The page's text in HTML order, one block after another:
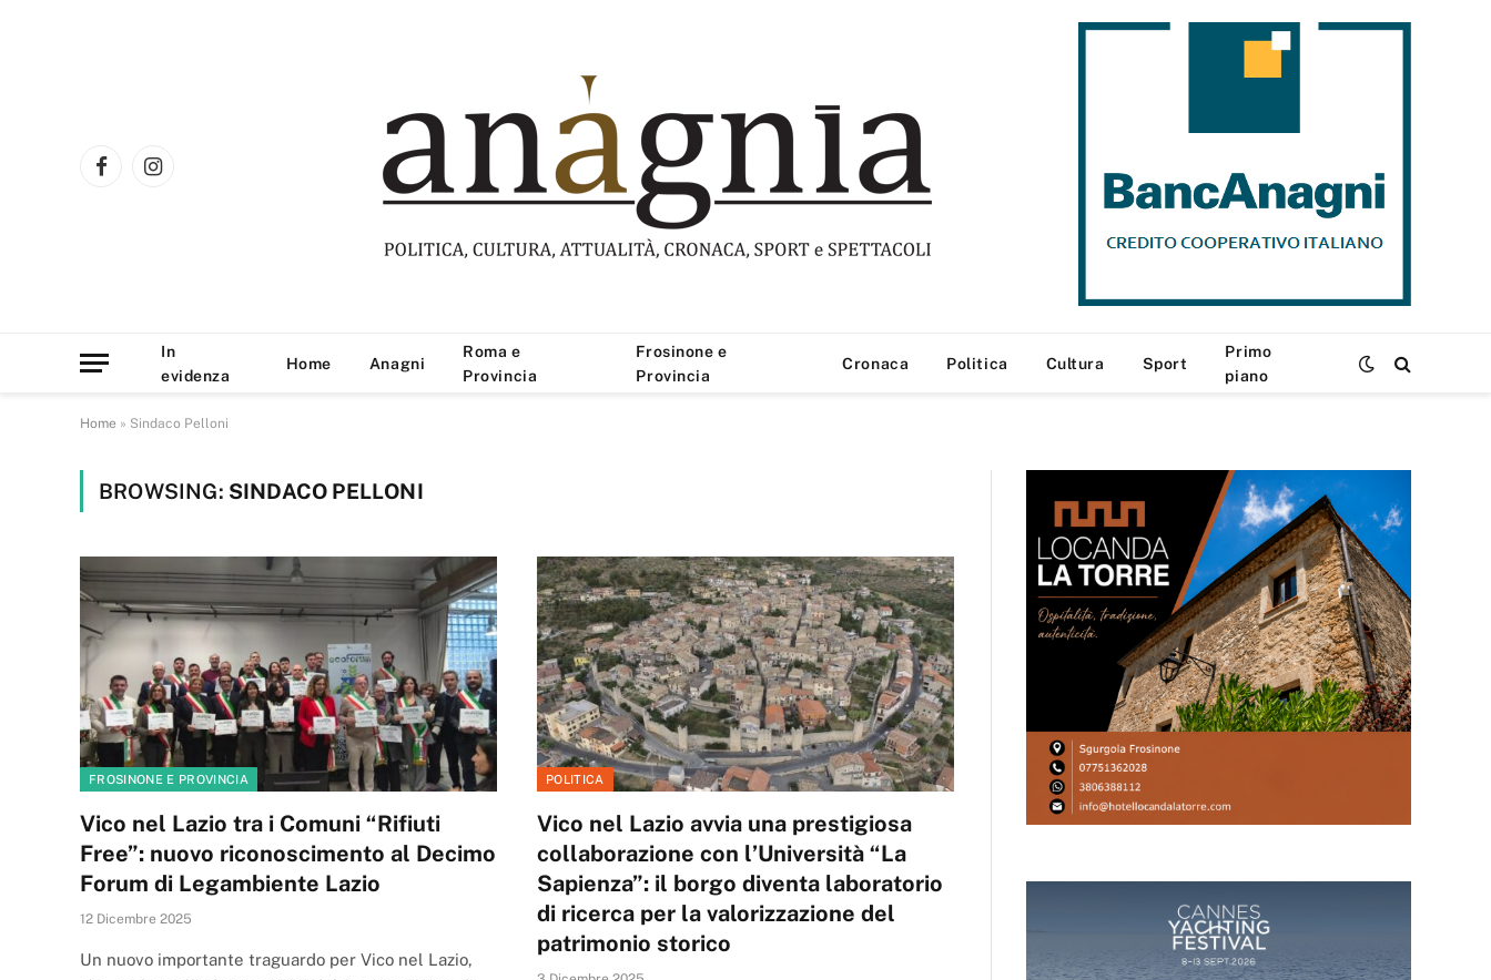
FacebookInstagram
In
evidenza
Home Anagni
Roma e
Provincia
Frosinone e
Provincia
Cronaca Politica Cultura Sport
Primo
piano
Home » Sindaco Pelloni
BROWSING: SINDACO PELLONI
FROSINONE E PROVINCIA
Vico nel Lazio tra i Comuni “Rifiuti
Free”: nuovo riconoscimento al Decimo
Forum di Legambiente Lazio
12 Dicembre 2025
Un nuovo importante traguardo per Vico nel Lazio,
POLITICA
Vico nel Lazio avvia una prestigiosa
collaborazione con l’Università “La
Sapienza”: il borgo diventa laboratorio
di ricerca per la valorizzazione del
patrimonio storico